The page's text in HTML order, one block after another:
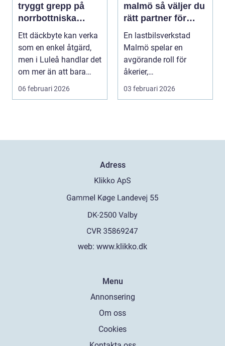
tryggt grepp på
norrbottniska
vägar
Ett däckbyte kan verka
som en enkel åtgärd,
men i Luleå handlar det
om mer än att bara
byta gummi mo...
06 februari 2026
malmö så väljer du
rätt partner för
dina fordon
En lastbilsverkstad
Malmö spelar en
avgörande roll för
åkerier,
transportföretag och
03 februari 2026
Adress
web: www.klikko.dk
Menu
Annonsering
Om oss
Cookies